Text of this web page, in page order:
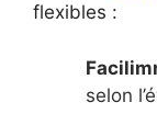
flexibles :
selon